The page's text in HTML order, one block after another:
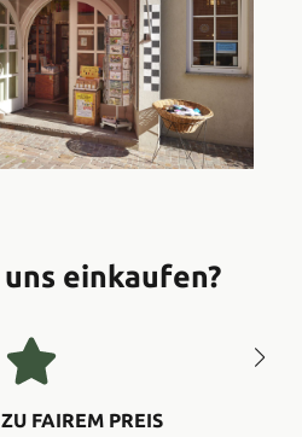
einkaufen?
FAIREM PREIS